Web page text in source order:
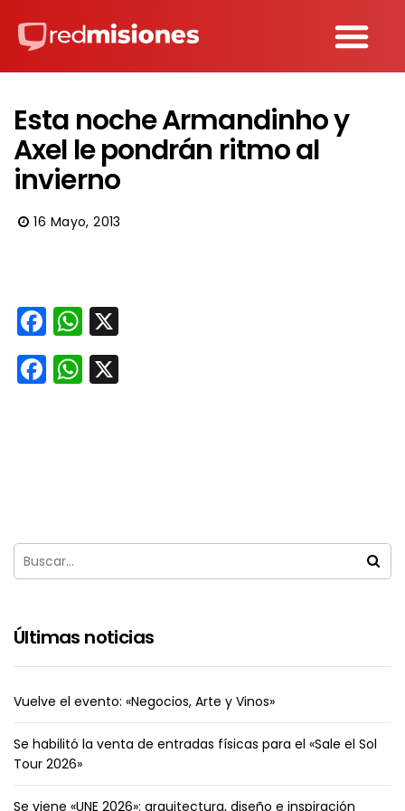
Esta noche Armandinho y
Axel le pondrán ritmo al
invierno
16 Mayo, 2013
Facebook
WhatsApp
Facebook
WhatsApp
Últimas noticias
Vuelve el evento: «Negocios, Arte y Vinos»
Se habilitó la venta de entradas físicas para el «Sale el Sol
Tour 2026»
Se viene «UNE 2026»: arquitectura, diseño e inspiración